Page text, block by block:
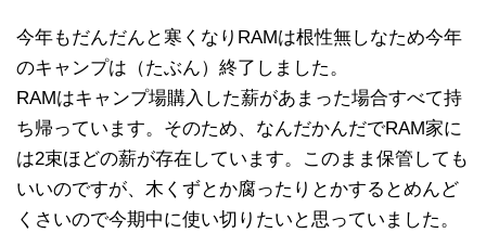
今年もだんだんと寒くなりRAMは根性無しなため今年
のキャンプは（たぶん）終了しました。
RAMはキャンプ場購入した薪があまった場合すべて持
ち帰っています。そのため、なんだかんだでRAM家に
は2束ほどの薪が存在しています。このまま保管しても
いいのですが、木くずとか腐ったりとかするとめんど
くさいので今期中に使い切りたいと思っていました。